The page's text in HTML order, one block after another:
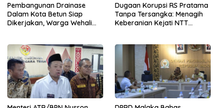
Pembangunan Drainase
Dalam Kota Betun Siap
Dikerjakan, Warga Wehali
Dugaan Korupsi RS Pratama
Tanpa Tersangka: Menagih
Keberanian Kejati NTT